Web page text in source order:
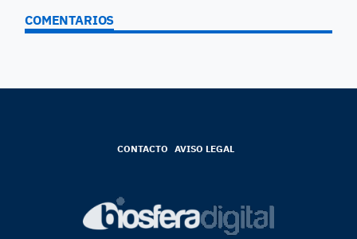
COMENTARIOS
CONTACTO AVISO LEGAL